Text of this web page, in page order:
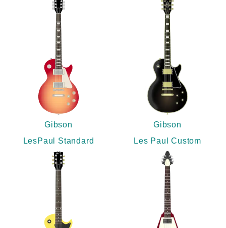
Gibson
LesPaul Standard
Gibson
Les Paul Custom